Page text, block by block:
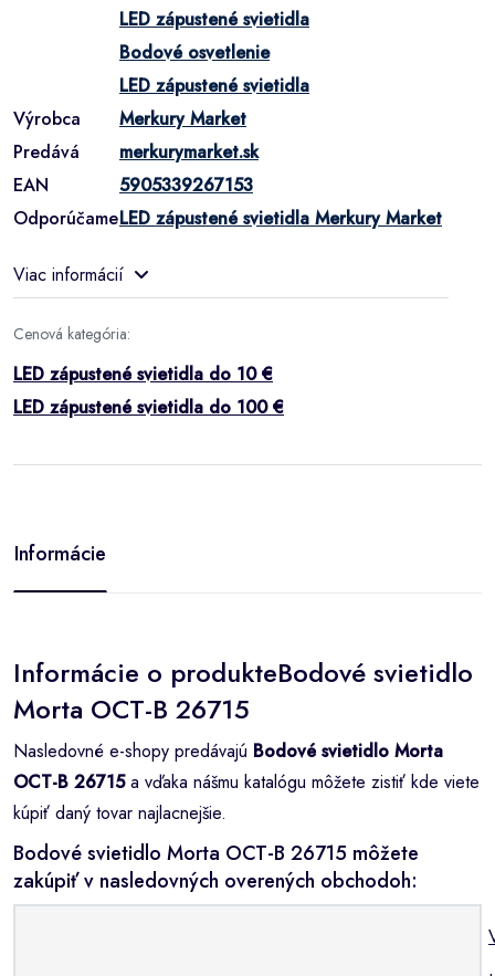
LED zápustené svietidla
Bodové osvetlenie
LED zápustené svietidla
Výrobca
Merkury Market
Predává
merkurymarket.sk
EAN
5905339267153
OdporúčameLED zápustené svietidla Merkury Market
Viac informácií
Cenová kategória:
LED zápustené svietidla do 10 €
LED zápustené svietidla do 100 €
Informácie
Informácie o produkteBodové svietidlo
Morta OCT-B 26715
Nasledovné e-shopy predávajú Bodové svietidlo Morta
OCT-B 26715a vďaka nášmu katalógu môžete zistiť kde viete
kúpiť daný tovar najlacnejšie.
Bodové svietidlo Morta OCT-B 26715 môžete
zakúpiť v nasledovných overených obchodoh: